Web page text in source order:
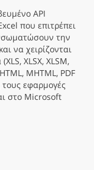
API
που επιτρέπει
την
να χειρίζονται
XLSX, XLSM,
MHTML, PDF
τους εφαρμογές
στο Microsoft